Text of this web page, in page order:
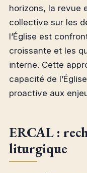
horizons, la revue
collective sur les
l’Église est
croissante et les
interne. Cette
capacité de
proactive aux
ERCAL :
liturgique